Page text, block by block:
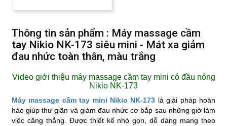
Thông tin sản phẩm : Máy massage cầm
tay Nikio NK-173 siêu mini - Mát xa giảm
đau nhức toàn thân, màu trắng
Video giới thiệu máy massage cầm tay mini có đầu nóng
Nikio NK-173
Máy massage cầm tay mini Nikio NK-173 là giải pháp hoàn
hảo giúp thư giãn và giảm đau nhức cơ bắp sau những giờ làm
việc căng thẳng. Được thiết kế nhỏ gọn, dễ dàng mang theo